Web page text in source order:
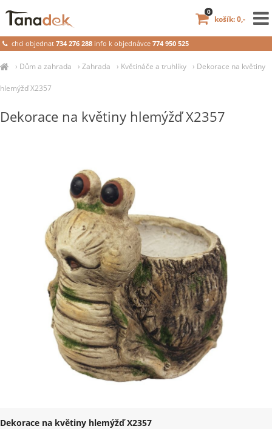
› Dům a zahrada › Zahrada › Květináče a truhlíky › Dekorace na květiny
hlemýžď X2357
Dekorace na květiny hlemýžď X2357
Dekorace na květiny hlemýžď X2357
chci objednat734 276 288 info k objednávce 774 950 525
košík: 0,-
0